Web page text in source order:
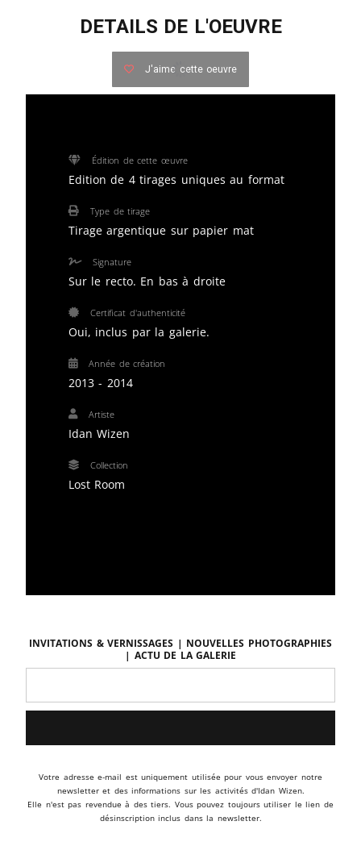
DETAILS DE L'OEUVRE
J'aime cette oeuvre
Édition de cette œuvre
Edition de 4 tirages uniques au format
Type de tirage
Tirage argentique sur papier mat
Signature
Sur le recto. En bas à droite
Certificat d'authenticité
Oui, inclus par la galerie.
Année de création
2013 - 2014
Artiste
Idan Wizen
Collection
Lost Room
Invitations & vernissages | Nouvelles photographies
| Actu de la galerie
Votre adresse e-mail est uniquement utilisée pour vous envoyer notre
newsletter et des informations sur les activités d'Idan Wizen.
Elle n'est pas revendue à des tiers. Vous pouvez toujours utiliser le lien de
désinscription inclus dans la newsletter.